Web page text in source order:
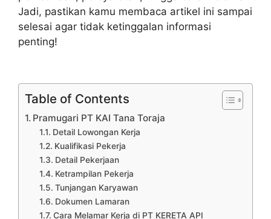
Jadi, pastikan kamu membaca artikel ini sampai
selesai agar tidak ketinggalan informasi
penting!
Table of Contents
Pramugari PT KAI Tana Toraja
Detail Lowongan Kerja
Kualifikasi Pekerja
Detail Pekerjaan
Ketrampilan Pekerja
Tunjangan Karyawan
Dokumen Lamaran
Cara Melamar Kerja di PT KERETA API